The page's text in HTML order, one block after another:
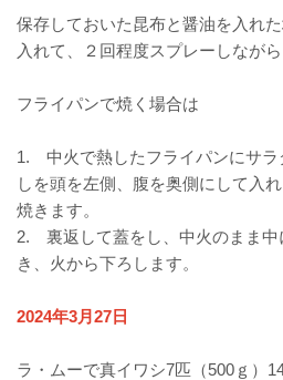
保存しておいた昆布と醤油を入れ
入れて、２回程度スプレーしながら
フライパンで焼く場合は
1. 中火で熱したフライパンにサラ
しを頭を左側、腹を奥側にして入
焼きます。
2. 裏返して蓋をし、中火のまま中
き、火から下ろします。
2024年3月27日
ラ・ムーで真イワシ7匹（500ｇ）